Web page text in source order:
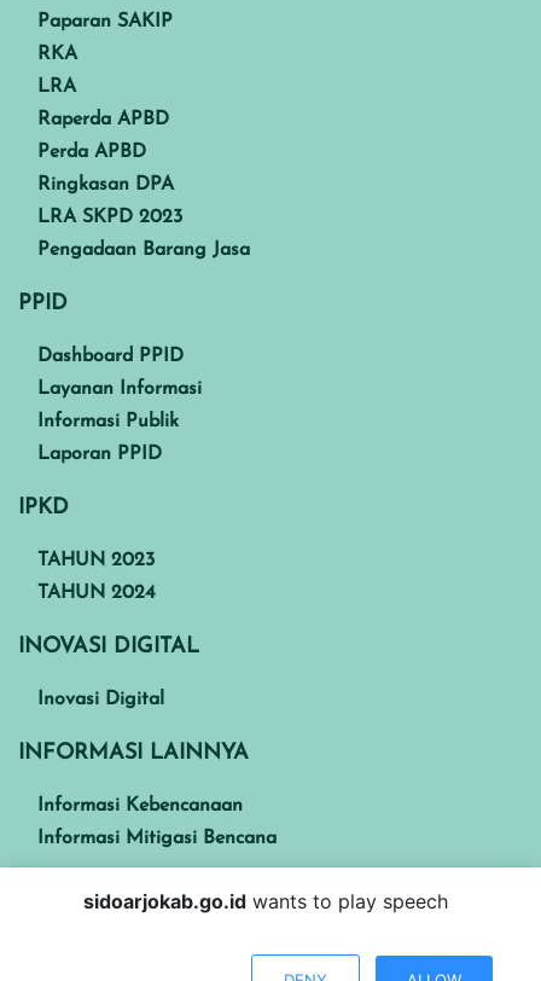
Paparan SAKIP
RKA
LRA
Raperda APBD
Perda APBD
Ringkasan DPA
LRA SKPD 2023
Pengadaan Barang Jasa
PPID
Dashboard PPID
Layanan Informasi
Informasi Publik
Laporan PPID
IPKD
TAHUN 2023
TAHUN 2024
INOVASI DIGITAL
Inovasi Digital
INFORMASI LAINNYA
Informasi Kebencanaan
Informasi Mitigasi Bencana
Kabupaten Sidoarjo
sidoarjokab.go.id wants to play speech